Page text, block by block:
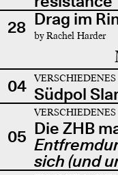
28 Drag im
by Rachel Harder
04 VERSCHIEDENES
Südpol
05
VERSCHIEDENES
Die ZHB
sich (und